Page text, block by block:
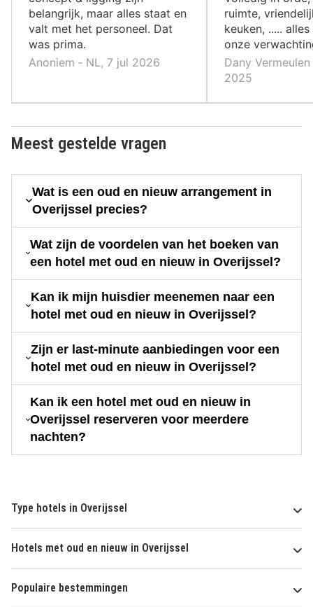
belangrijk, maar alles staat en
valt met het personeel. Dat
was prima.
Anoniem ‐ NL, 7 jul 2026
ruimte,
keuken, .....
onze
Dany
2025
Meest gestelde vragen
Wat is een oud en nieuw arrangement in
Overijssel precies?
Wat zijn de voordelen van het boeken van
een hotel met oud en nieuw in Overijssel?
Kan ik mijn huisdier meenemen naar een
hotel met oud en nieuw in Overijssel?
Zijn er last-minute aanbiedingen voor een
hotel met oud en nieuw in Overijssel?
Kan ik een hotel met oud en nieuw in
Overijssel reserveren voor meerdere
nachten?
Type hotels in Overijssel
Hotels met oud en nieuw in Overijssel
Populaire bestemmingen